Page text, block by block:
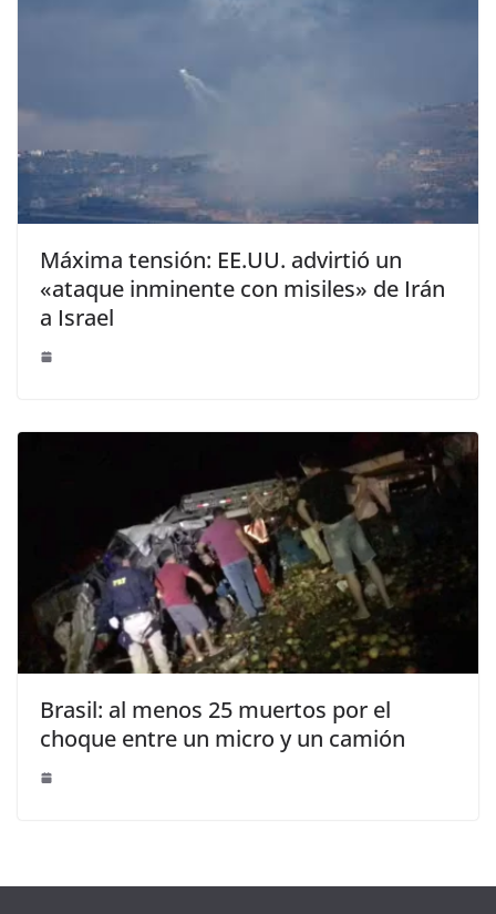
Máxima tensión: EE.UU. advirtió un
«ataque inminente con misiles» de Irán
a Israel
Brasil: al menos 25 muertos por el
choque entre un micro y un camión